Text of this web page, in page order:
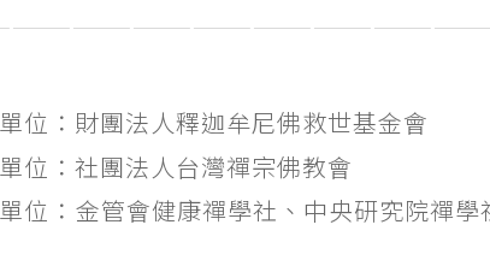
位：財團法人釋迦牟尼佛救世基金會
位：社團法人台灣禪宗佛教會
位：金管會健康禪學社、中央研究院禪學